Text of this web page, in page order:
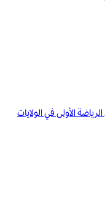
الأولى في الولايات